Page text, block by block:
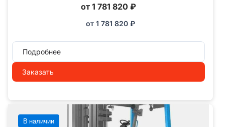
от 1 781 820 ₽
от 1 781 820 ₽
Подробнее
Заказать
В наличии